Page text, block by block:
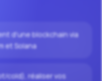
d'une blockchain via
et Solana
cold), réaliser vos